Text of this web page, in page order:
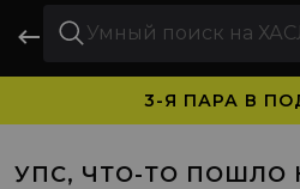
3-Я ПАРА В
УПС, ЧТО-ТО ПОШЛО